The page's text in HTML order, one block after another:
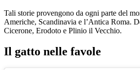
Tali storie provengono da ogni parte del
Americhe, Scandinavia e l’Antica Roma.
Cicerone, Erodoto e Plinio il Vecchio.
Il gatto nelle favole